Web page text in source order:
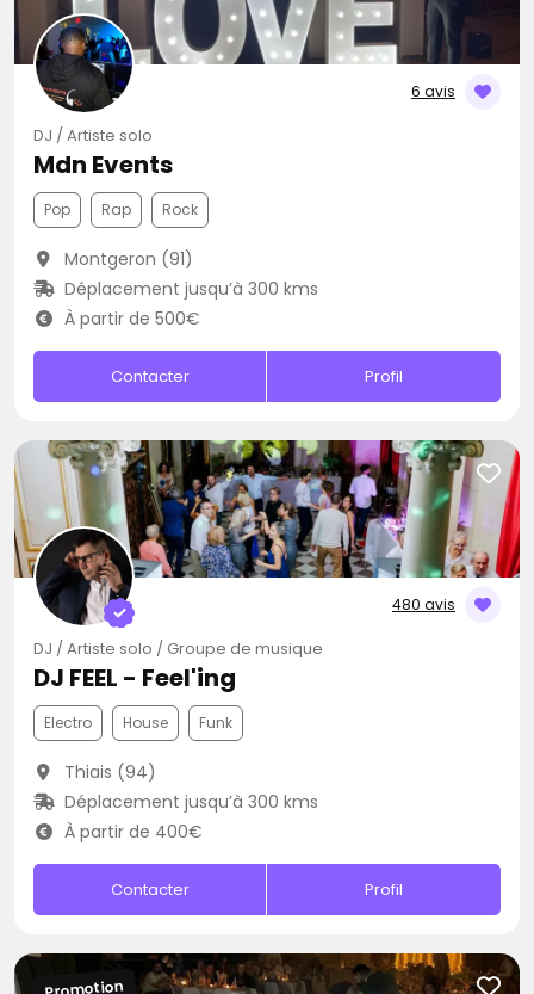
6 avis
DJ / Artiste solo
Mdn Events
Pop Rap Rock
Montgeron (91)
Déplacement jusqu’à 300 kms
À partir de 500€
Contacter Profil
480 avis
DJ / Artiste solo / Groupe de musique
DJ FEEL - Feel'ing
Electro House Funk
Thiais (94)
Déplacement jusqu’à 300 kms
À partir de 400€
Contacter Profil